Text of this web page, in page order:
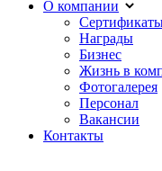
О компании
Награды
Бизнес
Жизнь в
Фотогалерея
Персонал
Вакансии
Контакты